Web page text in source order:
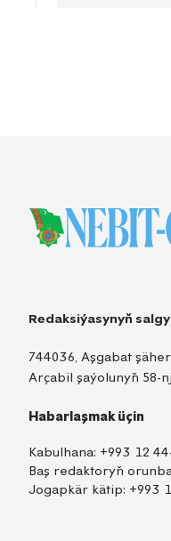
Redaksiýasynyň
744036, Aşgabat
Arçabil şaýolunyň 58-
Habarlaşmak üçin
Kabulhana: +993 12
Baş redaktoryň
Jogapkär kätip: +993